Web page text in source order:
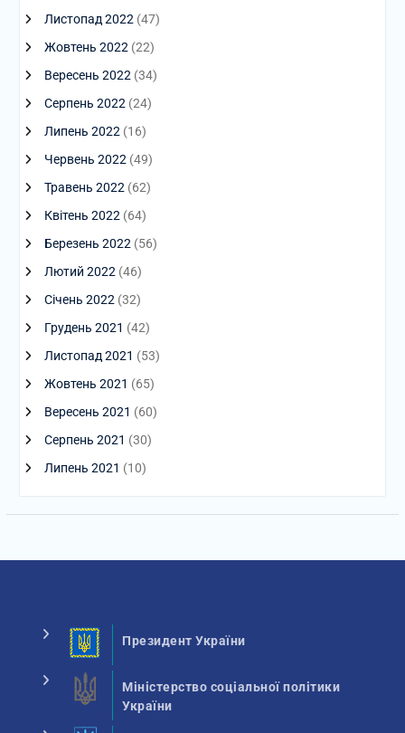
Листопад 2022(47)
Жовтень 2022(22)
Вересень 2022(34)
Серпень 2022(24)
Липень 2022(16)
Червень 2022(49)
Травень 2022(62)
Квітень 2022(64)
Березень 2022(56)
Лютий 2022(46)
Січень 2022(32)
Грудень 2021 (42)
Листопад 2021 (53)
Жовтень 2021 (65)
Вересень 2021 (60)
Серпень 2021 (30)
Липень 2021 (10)
Президент України
Міністерство соціальної політики
України